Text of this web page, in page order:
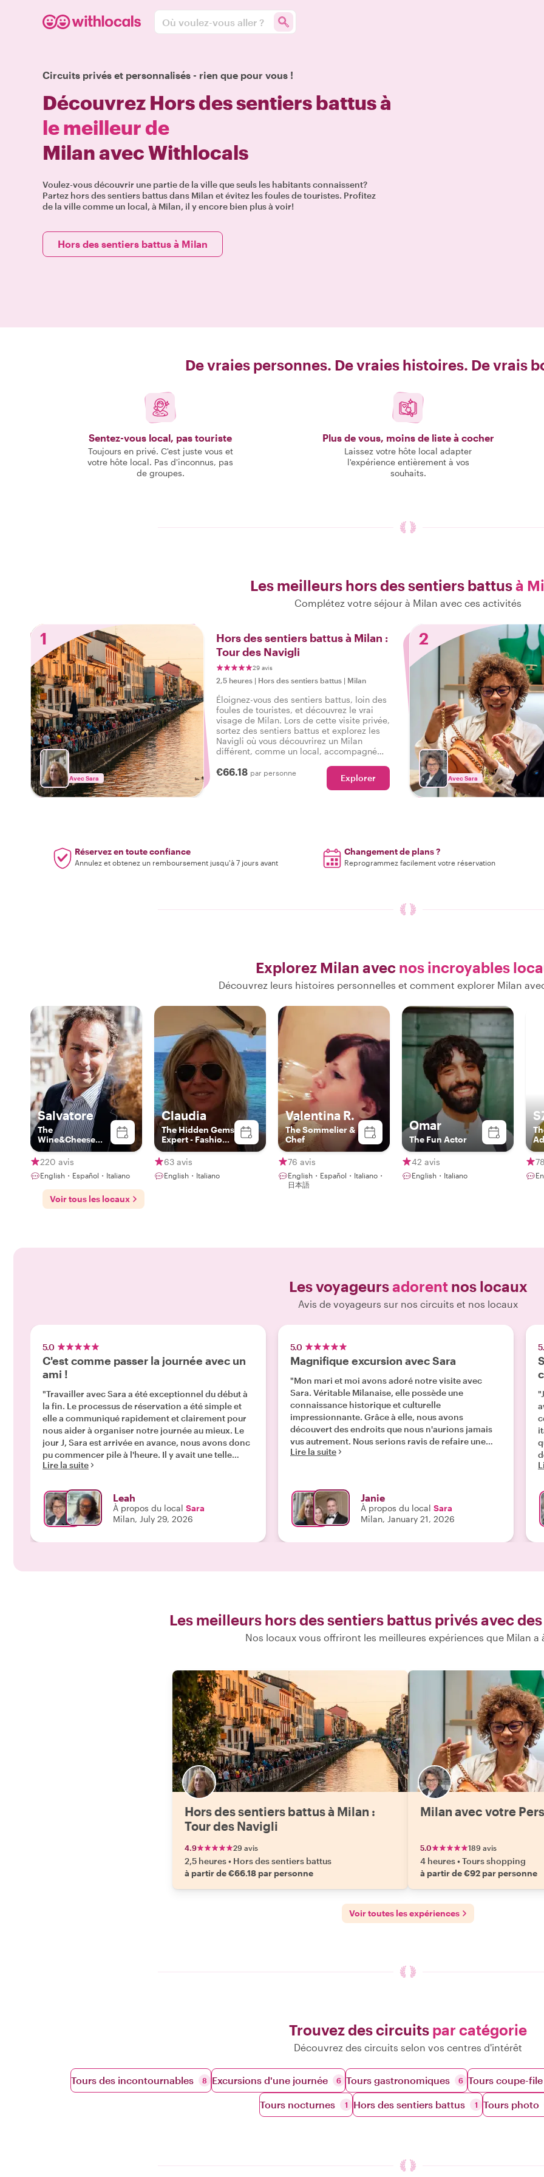
Où voulez-vous aller ?
Circuits privés et personnalisés - rien que pour vous !
Découvrez Hors des sentiers battus à
le meilleur de
Milan avec Withlocals
Voulez-vous découvrir une partie de la ville que seuls les habitants connaissent?
Partez hors des sentiers battus dans Milan et évitez les foules de touristes. Profitez
de la ville comme un local, à Milan, il y encore bien plus à voir!
Hors des sentiers battus à Milan
De vraies personnes. De vraies histoires. De vrais
Sentez-vous local, pas touriste
Toujours en privé. C'est juste vous et
votre hôte local. Pas d'inconnus, pas
de groupes.
Plus de vous, moins de liste à cocher
Laissez votre hôte local adapter
l'expérience entièrement à vos
souhaits.
Les meilleurs hors des sentiers battusà
Complétez votre séjour à Milan avec ces activités
1
Avec Sara
Hors des sentiers battus à Milan :
Tour des Navigli
29 avis
2,5 heures | Hors des sentiers battus | Milan
Éloignez-vous des sentiers battus, loin des
foules de touristes, et découvrez le vrai
visage de Milan. Lors de cette visite privée,
sortez des sentiers battus et explorez les
Navigli où vous découvrirez un Milan
différent, comme un local, accompagné
€66.18 par personne Explorer
2
Avec Sara
Réservez en toute confiance
Annulez et obtenez un remboursement jusqu'à 7 jours avant
Changement de plans ?
Reprogrammez facilement votre réservation
Explorez Milan avec nos incroyables
Découvrez leurs histoires personnelles et comment explorer Milan
Salvatore
The
Wine&Cheese
Expert
220 avis
English・Español・Italiano
Claudia
The Hidden Gems
Expert - Fashion
& Photography
Lover
63 avis
English・Italiano
Valentina R.
The Sommelier &
Chef
76 avis
English・Español・Italiano・
日本語
Omar
The Fun Actor
42 avis
English・Italiano
Voir tous les locaux
Les voyageursadorentnos locaux
Avis de voyageurs sur nos circuits et nos locaux
5.0
C'est comme passer la journée avec un
ami !
"Travailler avec Sara a été exceptionnel du début à
la fin. Le processus de réservation a été simple et
elle a communiqué rapidement et clairement pour
nous aider à organiser notre journée au mieux. Le
jour J, Sara est arrivée en avance, nous avons donc
pu commencer pile à l'heure. Il y avait une telle
aisance et une telle fluidité dans notre
sur son travail et la mode à Milan. J'ai demandé à
Sara de m'aider à trouver des articles très
spécifiques et elle a assuré à 100 % ! Les boutiques
étaient fantastiques, les vêtements et accessoires
Lire la suite
Leah
À propos du local Sara
Milan, July 29, 2026
5.0
Magnifique excursion avec Sara
"Mon mari et moi avons adoré notre visite avec
Sara. Véritable Milanaise, elle possède une
connaissance historique et culturelle
impressionnante. Grâce à elle, nous avons
découvert des endroits que nous n'aurions jamais
vus autrement. Nous serions ravis de refaire une
Lire la suite
Janie
À propos du local Sara
Milan, January 21, 2026
Les meilleurs hors des sentiers battus privés avec
Nos locaux vous offriront les meilleures expériences que Milan a
Hors des sentiers battus à Milan :
Tour des Navigli
4.9 29 avis
2,5 heures• Hors des sentiers battus
à partir de €66.18 par personne
Milan avec votre
5.0 189 avis
4 heures•Tours shopping
à partir de €92 par personne
Voir toutes les expériences
Trouvez des circuits par catégorie
Découvrez des circuits selon vos centres d'intérêt
Tours des incontournables 8 Excursions d'une journée 6 Tours gastronomiques 6 Tours coupe-file
Tours nocturnes 1 Hors des sentiers battus 1 Tours photo